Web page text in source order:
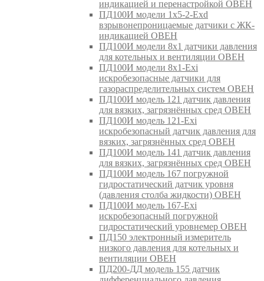
индикацией и перенастройкой ОВЕН
ПД100И модели 1х5-2-Exd
взрывонепроницаемые датчики с ЖК-
индикацией ОВЕН
ПД100И модели 8х1 датчики давления
для котельных и вентиляции ОВЕН
ПД100И модели 8х1-Exi
искробезопасные датчики для
газораспределительных систем ОВЕН
ПД100И модель 121 датчик давления
для вязких, загрязнённых сред ОВЕН
ПД100И модель 121-Exi
искробезопасный датчик давления для
вязких, загрязнённых сред ОВЕН
ПД100И модель 141 датчик давления
для вязких, загрязнённых сред ОВЕН
ПД100И модель 167 погружной
гидростатический датчик уровня
(давления столба жидкости) ОВЕН
ПД100И модель 167-Exi
искробезопасный погружной
гидростатический уровнемер ОВЕН
ПД150 электронный измеритель
низкого давления для котельных и
вентиляции ОВЕН
ПД200-ДД модель 155 датчик